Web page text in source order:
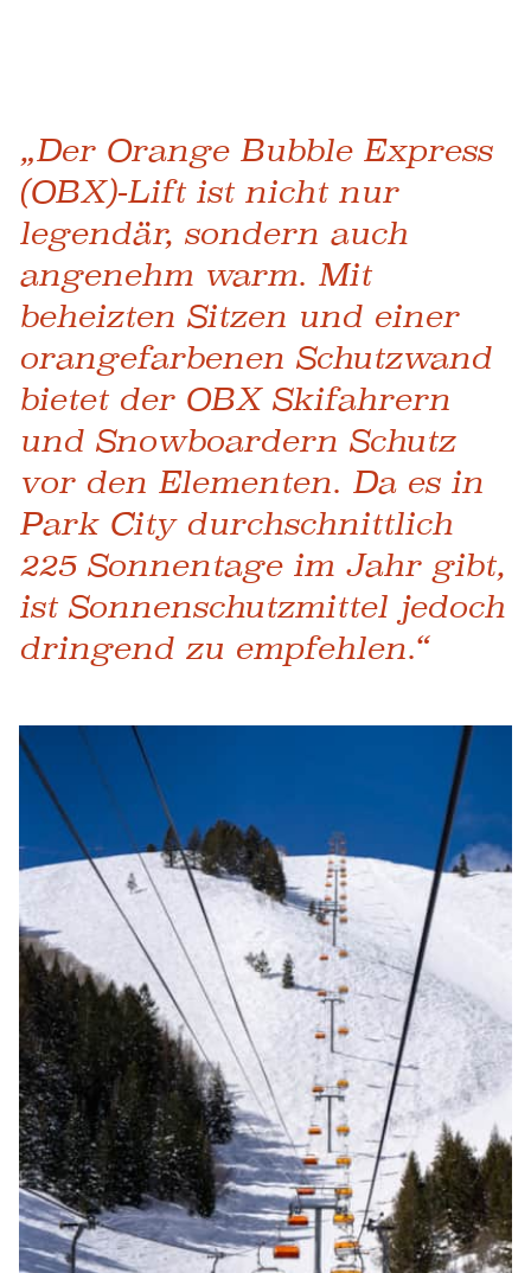
„Der Orange Bubble Express
(OBX)-Lift ist nicht nur
legendär, sondern auch
angenehm warm. Mit
beheizten Sitzen und einer
orangefarbenen Schutzwand
bietet der OBX Skifahrern
und Snowboardern Schutz
vor den Elementen. Da es in
Park City durchschnittlich
225 Sonnentage im Jahr gibt,
ist Sonnenschutzmittel jedoch
dringend zu empfehlen.“